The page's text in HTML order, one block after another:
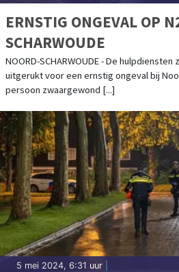
ERNSTIG ONGEVAL OP
SCHARWOUDE
NOORD-SCHARWOUDE - De
uitgerukt voor een ernstig ongeval bij
persoon zwaargewond [...]
5 mei 2024, 6:31 uur